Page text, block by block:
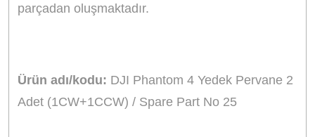
parçadan oluşmaktadır.
Ürün adı/kodu: DJI Phantom 4 Yedek Pervane 2
Adet (1CW+1CCW) / Spare Part No 25